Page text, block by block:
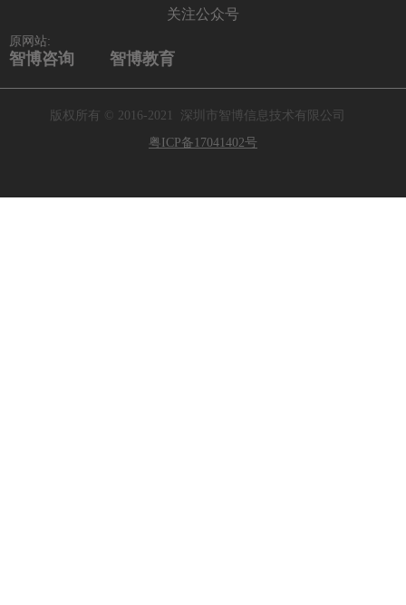
关注公众号
原网站:
智博咨询 智博教育
版权所有 © 2016-2021 深圳市智博信息技术有限公司
粤ICP备17041402号